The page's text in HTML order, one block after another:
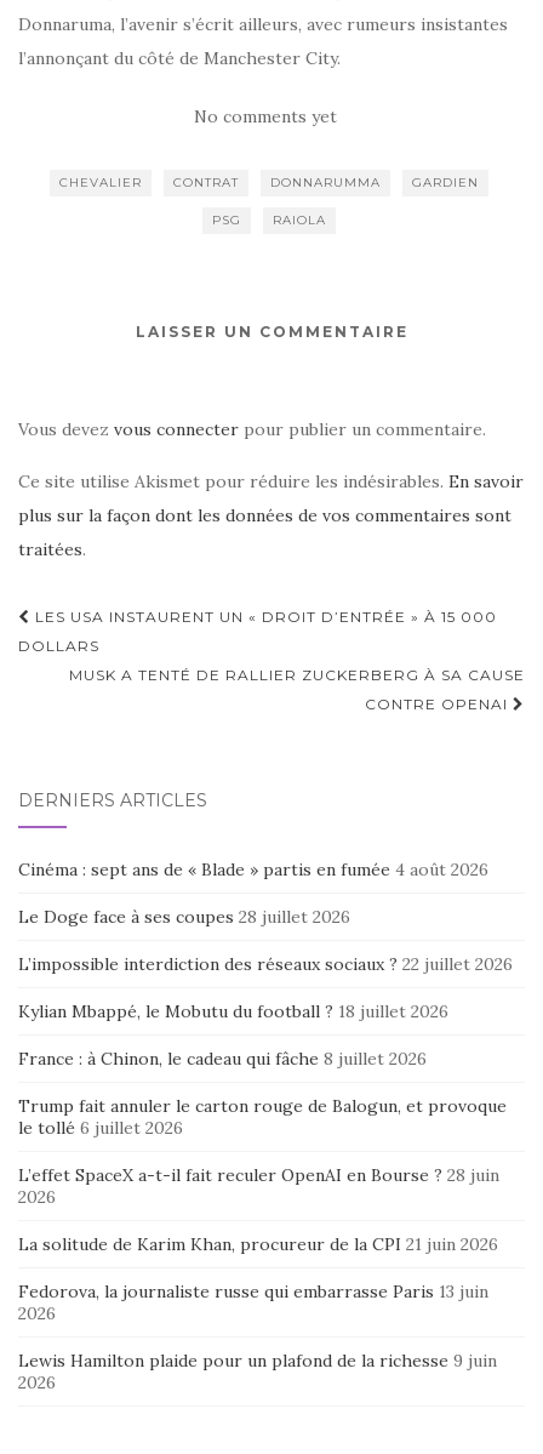
Donnaruma, l’avenir s’écrit ailleurs, avec rumeurs insistantes
l’annonçant du côté de Manchester City.
No comments yet
CHEVALIER CONTRAT DONNARUMMA GARDIEN
PSG RAIOLA
LAISSER UN COMMENTAIRE
Vous devez vous connecter pour publier un commentaire.
Ce site utilise Akismet pour réduire les indésirables. En savoir
plus sur la façon dont les données de vos commentaires sont
traitées.
Navigation
d'article
LES USA INSTAURENT UN « DROIT D’ENTRÉE » À 15 000
DOLLARS
MUSK A TENTÉ DE RALLIER ZUCKERBERG À SA CAUSE
CONTRE OPENAI
DERNIERS ARTICLES
Cinéma : sept ans de « Blade » partis en fumée 4 août 2026
Le Doge face à ses coupes 28 juillet 2026
L’impossible interdiction des réseaux sociaux ? 22 juillet 2026
Kylian Mbappé, le Mobutu du football ? 18 juillet 2026
France : à Chinon, le cadeau qui fâche 8 juillet 2026
Trump fait annuler le carton rouge de Balogun, et provoque
le tollé 6 juillet 2026
L’effet SpaceX a-t-il fait reculer OpenAI en Bourse ? 28 juin
2026
La solitude de Karim Khan, procureur de la CPI 21 juin 2026
Fedorova, la journaliste russe qui embarrasse Paris 13 juin
2026
Lewis Hamilton plaide pour un plafond de la richesse 9 juin
2026